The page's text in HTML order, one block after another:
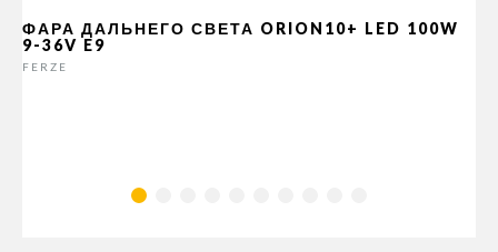
ФАРА ДАЛЬНЕГО СВЕТА ORION10+ LED 100W
9-36V E9
FERZE